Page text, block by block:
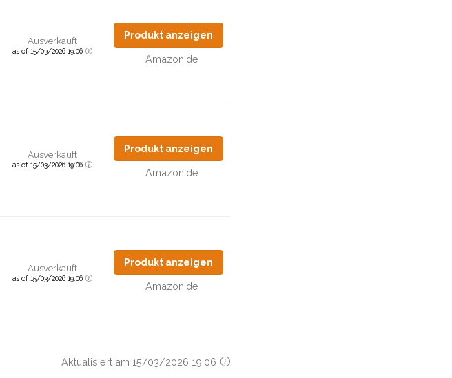
Ausverkauft
as of 15/03/2026 19:06
Produkt anzeigen
Amazon.de
Ausverkauft
as of 15/03/2026 19:06
Produkt anzeigen
Amazon.de
Ausverkauft
as of 15/03/2026 19:06
Produkt anzeigen
Amazon.de
Aktualisiert am 15/03/2026 19:06